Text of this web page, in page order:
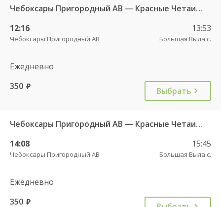
Чебоксары Пригородный АВ — Красные Четаи с. ДКП ч/з Аликово с. ДКП 753
12:16
Чебоксары Пригородный АВ
13:53
Большая Выла с.
Ежедневно
350 руб. Выбрать
Чебоксары Пригородный АВ — Красные Четаи с. ДКП ч/з Аликово с. ДКП 753
14:08
Чебоксары Пригородный АВ
15:45
Большая Выла с.
Ежедневно
350 руб.